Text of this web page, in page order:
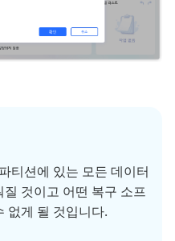
티션에 있는 모든 데이터
것이고 어떤 복구 소프
없게 될 것입니다.